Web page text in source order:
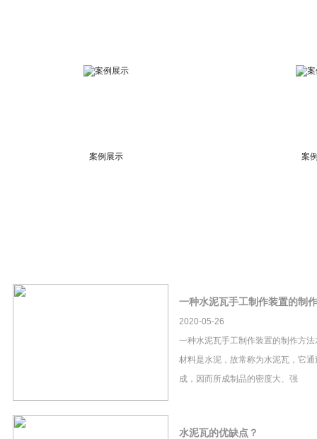
案例展示 案
一种水泥瓦手工制作装置的制
2020-05-26
一种水泥瓦手工制作装置的制作方
材料是水泥，故常称为水泥瓦，它
成，因而所成制品的密度大、强
水泥瓦的优缺点？